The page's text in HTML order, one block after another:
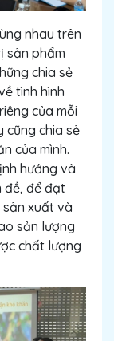
nhau trên
sản phẩm
chia sẻ
tình hình
của mỗi
cũng chia sẻ
của mình.
hướng và
đề, để đạt
xuất và
sản lượng
chất lượng